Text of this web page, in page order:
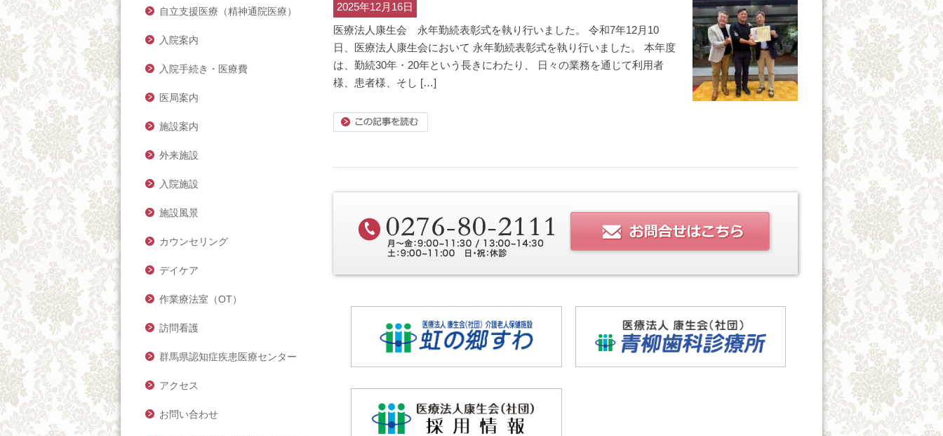
2025年12月16日
医療法人康生会 永年勤続表彰式を執り行いました。 令和7年12月10
日、医療法人康生会において 永年勤続表彰式を執り行いました。 本年度
は、勤続30年・20年という長きにわたり、 日々の業務を通じて利用者
様、患者様、そし […]
自立支援医療（精神通院医療）
入院案内
入院手続き・医療費
医局案内
施設案内
外来施設
入院施設
施設風景
カウンセリング
デイケア
作業療法室（OT）
訪問看護
群馬県認知症疾患医療センター
アクセス
お問い合わせ